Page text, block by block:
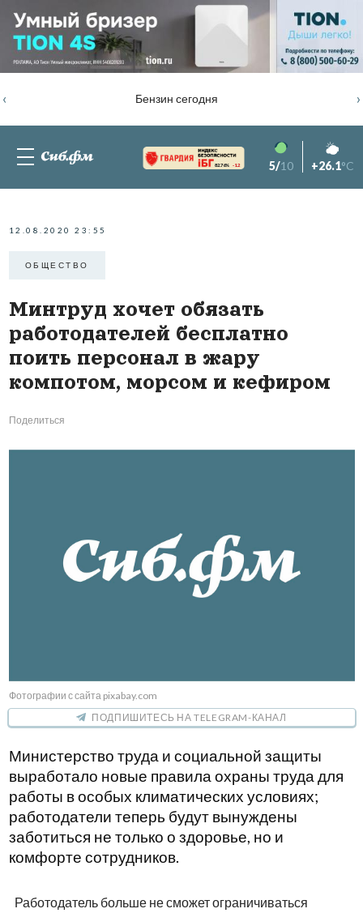
Бензин сегодня
‹ ›
82.76% -1.2 5/10 +26.1°C
12.08.2020 23:55
ОБЩЕСТВО
Минтруд хочет обязать
работодателей бесплатно
поить персонал в жару
компотом, морсом и кефиром
Поделиться
Фотографии с сайта pixabay.com
ПОДПИШИТЕСЬ НА TELEGRAM-КАНАЛ
Министерство труда и социальной защиты
выработало новые правила охраны труда для
работы в особых климатических условиях;
работодатели теперь будут вынуждены
заботиться не только о здоровье, но и
комфорте сотрудников.
Работодатель больше не сможет ограничиваться